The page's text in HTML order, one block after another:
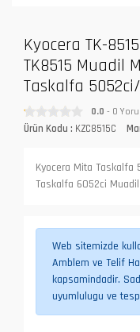
Kyocera TK-
TK8515 Muadil
Taskalfa
0.0 - 0
Ürün Kodu : KZC8515C
Kyocera Mita Taskalfa
Taskalfa 6052ci
Web sitemizde
Amblem ve Telif
kapsamindadir.
uyumlulugu ve